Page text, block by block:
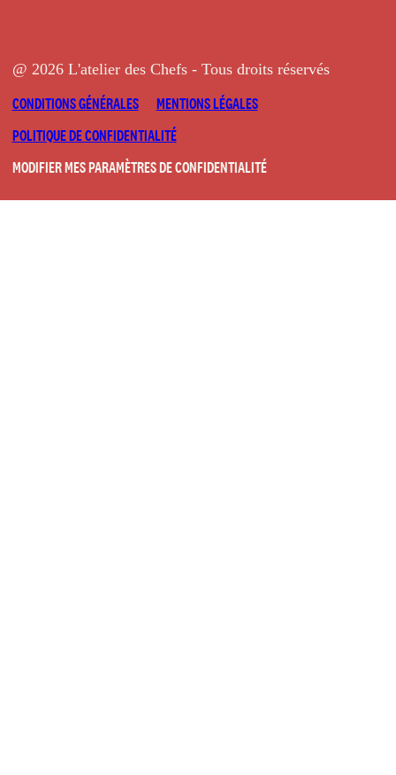
@ 2026 L'atelier des Chefs - Tous droits réservés
CONDITIONS GÉNÉRALES
MENTIONS LÉGALES
POLITIQUE DE CONFIDENTIALITÉ
MODIFIER MES PARAMÈTRES DE CONFIDENTIALITÉ